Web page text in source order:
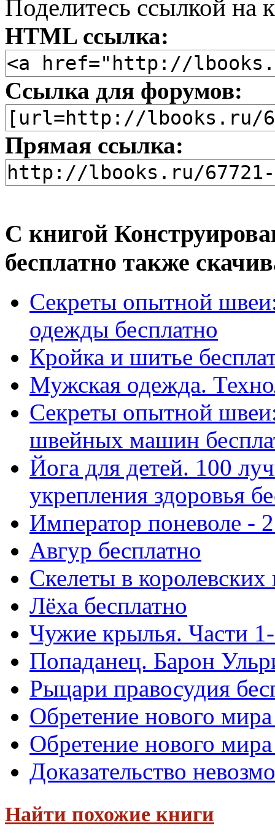
Поделитесь ссылкой на
HTML ссылка:
Ссылка для форумов:
Прямая ссылка:
С книгой
бесплатно также
Секреты опытной
одежды бесплатно
Кройка и шитье
Мужская одежда.
Секреты опытной
швейных машин
Йога для детей. 100
укрепления здоровья
Император поневоле -
Авгур бесплатно
Скелеты в
Лёха бесплатно
Чужие крылья. Части
Попаданец. Барон
Рыцари правосудия
Обретение нового
Обретение нового
Доказательство
Найти похожие книги